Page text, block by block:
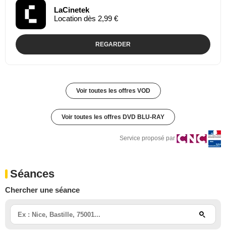
LaCinetek
Location dès 2,99 €
REGARDER
Voir toutes les offres VOD
Voir toutes les offres DVD BLU-RAY
Service proposé par
Séances
Chercher une séance